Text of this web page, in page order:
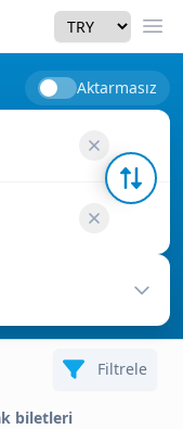
Currency
Aktarmasız
Filtrele
biletleri